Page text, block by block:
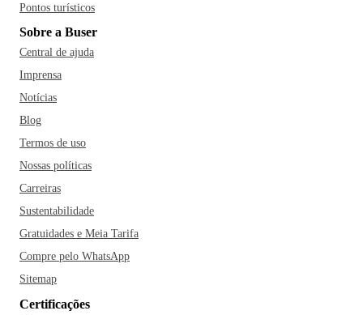
Pontos turísticos
Sobre a Buser
Central de ajuda
Imprensa
Notícias
Blog
Termos de uso
Nossas políticas
Carreiras
Sustentabilidade
Gratuidades e Meia Tarifa
Compre pelo WhatsApp
Sitemap
Certificações